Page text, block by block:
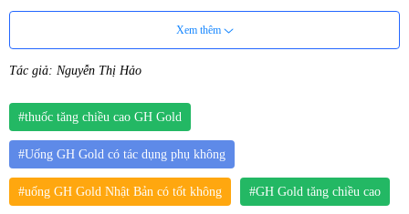
Xem thêm
Tác giả: Nguyễn Thị Hảo
#thuốc tăng chiều cao GH Gold
#Uống GH Gold có tác dụng phụ không
#uống GH Gold Nhật Bản có tốt không #GH Gold tăng chiều cao